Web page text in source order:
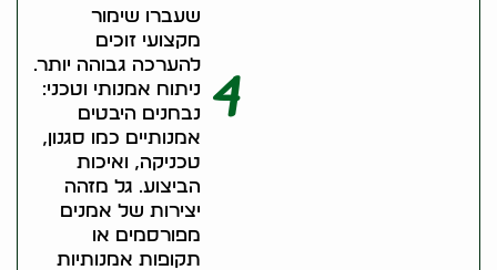
שעברו שימור
מקצועי זוכים
להערכה גבוהה יותר.
4
ניתוח אמנותי וטכני:
נבחנים היבטים
אמנותיים כמו סגנון,
טכניקה, ואיכות
הביצוע. גל מזהה
יצירות של אמנים
מפורסמים או
תקופות אמנותיות